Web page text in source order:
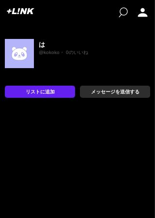
+L!NK
は
@kokoko・ 0のいいね
リストに追加 メッセージを送信する